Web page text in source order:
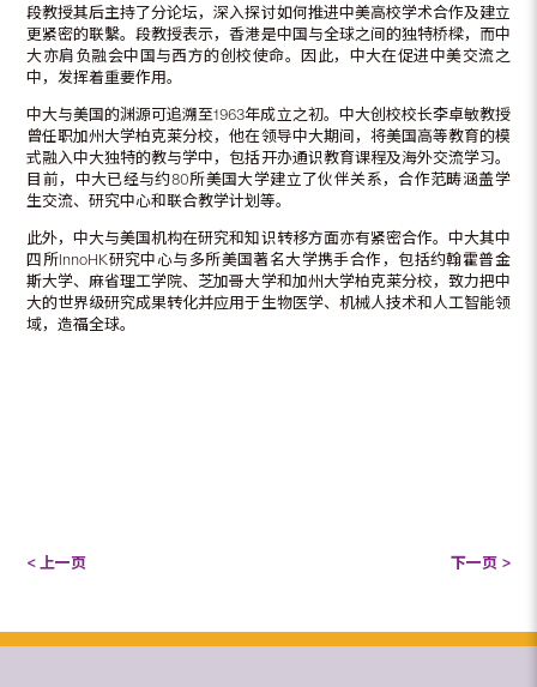
段教授其后主持了分论坛，深入探讨如何推进中美高校学术合作及建立
更紧密的联繫。段教授表示，香港是中国与全球之间的独特桥樑，而中
大亦肩负融会中国与西方的创校使命。因此，中大在促进中美交流之
中，发挥着重要作用。
中大与美国的渊源可追溯至1963年成立之初。中大创校校长李卓敏教授
曾任职加州大学柏克莱分校，他在领导中大期间，将美国高等教育的模
式融入中大独特的教与学中，包括开办通识教育课程及海外交流学习。
目前，中大已经与约80所美国大学建立了伙伴关系，合作范畴涵盖学
生交流、研究中心和联合教学计划等。
此外，中大与美国机构在研究和知识转移方面亦有紧密合作。中大其中
四所InnoHK研究中心与多所美国著名大学携手合作，包括约翰霍普金
斯大学、麻省理工学院、芝加哥大学和加州大学柏克莱分校，致力把中
大的世界级研究成果转化并应用于生物医学、机械人技术和人工智能领
域，造福全球。
< 上一页 下一页 >